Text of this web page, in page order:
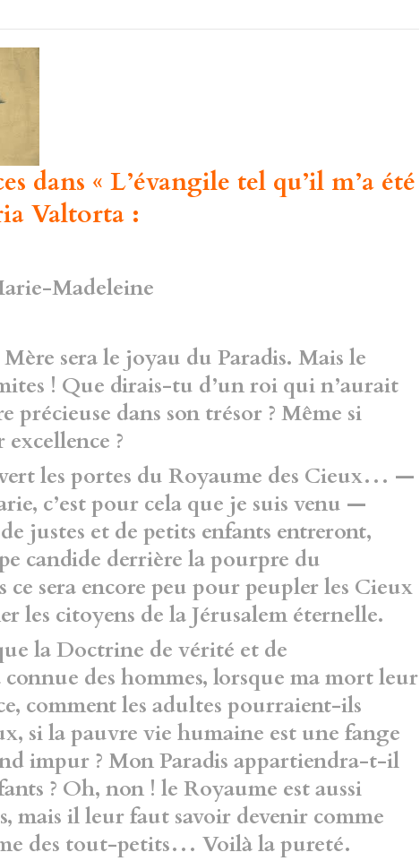
dans « L’évangile tel qu’il m’a été
Valtorta :
Madeleine
sera le joyau du Paradis. Mais le
! Que dirais-tu d’un roi qui n’aurait
précieuse dans son trésor ? Même si
?
les portes du Royaume des Cieux… —
c’est pour cela que je suis venu —
justes et de petits enfants entreront,
candide derrière la pourpre du
sera encore peu pour peupler les Cieux
les citoyens de la Jérusalem éternelle.
la Doctrine de vérité et de
des hommes, lorsque ma mort leur
comment les adultes pourraient-ils
si la pauvre vie humaine est une fange
impur ? Mon Paradis appartiendra-t-il
? Oh, non ! le Royaume est aussi
mais il leur faut savoir devenir comme
des tout-petits… Voilà la pureté.